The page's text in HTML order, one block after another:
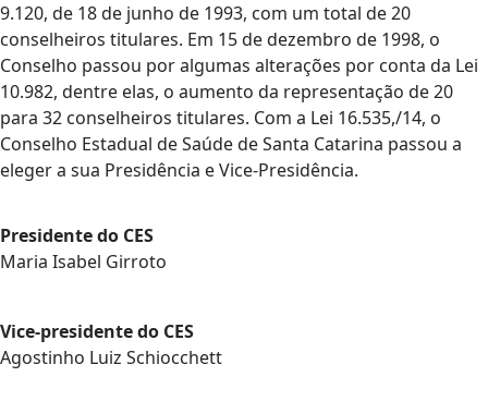
9.120, de 18 de junho de 1993, com um total de 20
conselheiros titulares. Em 15 de dezembro de 1998, o
Conselho passou por algumas alterações por conta da Lei
10.982, dentre elas, o aumento da representação de 20
para 32 conselheiros titulares. Com a Lei 16.535,/14, o
Conselho Estadual de Saúde de Santa Catarina passou a
eleger a sua Presidência e Vice-Presidência.
Presidente do CES
Maria Isabel Girroto
Vice-presidente do CES
Agostinho Luiz Schiocchett